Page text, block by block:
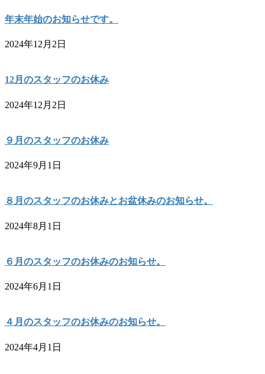
年末年始のお知らせです。
2024年12月2日
12月のスタッフのお休み
2024年12月2日
９月のスタッフのお休み
2024年9月1日
８月のスタッフのお休みとお盆休みのお知らせ。
2024年8月1日
６月のスタッフのお休みのお知らせ。
2024年6月1日
４月のスタッフのお休みのお知らせ。
2024年4月1日